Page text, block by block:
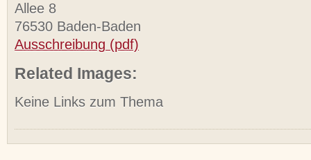
Allee 8
76530 Baden-Baden
Ausschreibung (pdf)
Related Images:
Keine Links zum Thema